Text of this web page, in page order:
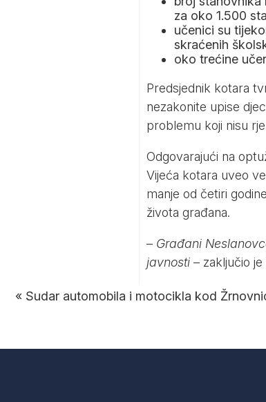
za oko 1.500
učenici su
skraćenih
oko trećine
Predsjednik kotara
nezakonite upise
problemu koji nisu
Odgovarajući na
Vijeća kotara uveo
manje od četiri
života građana.
– Građani
javnosti– zaključio je
« Sudar automobila i motocikla kod